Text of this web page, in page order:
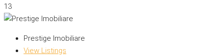
13
Prestige Imobiliare
View Listings